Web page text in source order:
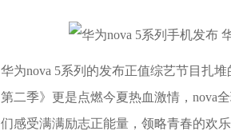
华为nova 5系列的发布正值综艺节目扎
第二季》更是点燃今夏热血激情，nova
们感受满满励志正能量，领略青春的欢